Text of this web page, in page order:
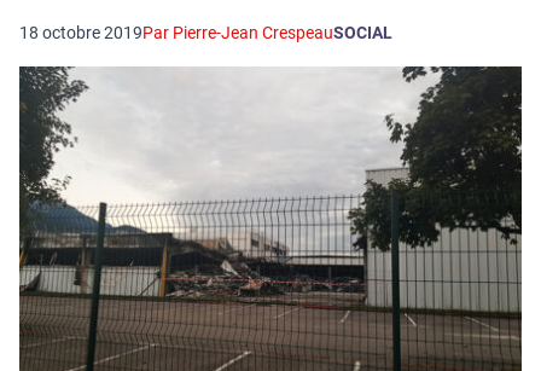
18 octobre 2019Par Pierre-Jean CrespeauSOCIAL